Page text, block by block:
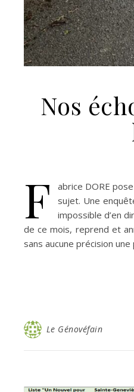
Nos
F
abrice DORE
sujet. Une
impossible d’en
de ce mois, reprend et
sans aucune précision
Le Génovéfain